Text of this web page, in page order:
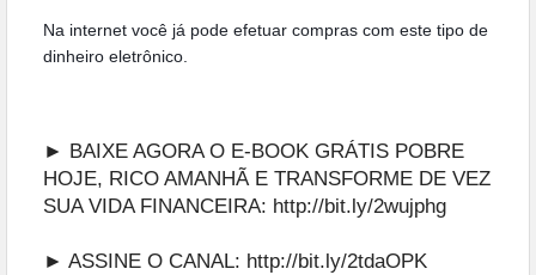
Na internet você já pode efetuar compras com este tipo de
dinheiro eletrônico.
► BAIXE AGORA O E-BOOK GRÁTIS POBRE
HOJE, RICO AMANHÃ E TRANSFORME DE VEZ
SUA VIDA FINANCEIRA: http://bit.ly/2wujphg
► ASSINE O CANAL: http://bit.ly/2tdaOPK